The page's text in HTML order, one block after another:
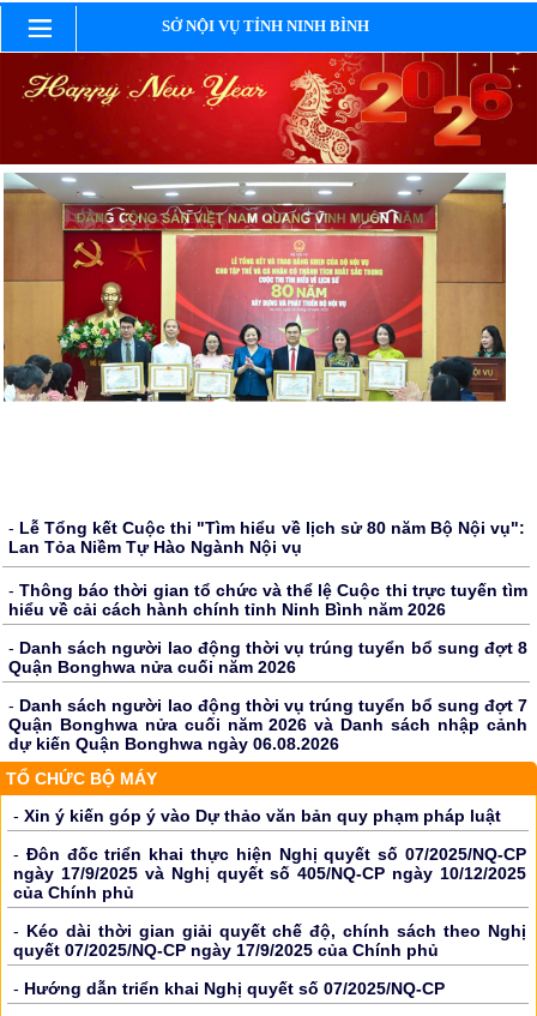
SỞ NỘI VỤ TỈNH NINH BÌNH
- Lễ Tổng kết Cuộc thi "Tìm hiểu về lịch sử 80 năm Bộ Nội vụ":
Lan Tỏa Niềm Tự Hào Ngành Nội vụ
-Thông báo thời gian tổ chức và thể lệ Cuộc thi trực tuyến tìm
hiểu về cải cách hành chính tỉnh Ninh Bình năm 2026
- Danh sách người lao động thời vụ trúng tuyển bổ sung đợt 8
Quận Bonghwa nửa cuối năm 2026
- Danh sách người lao động thời vụ trúng tuyển bổ sung đợt 7
Quận Bonghwa nửa cuối năm 2026 và Danh sách nhập cảnh
dự kiến Quận Bonghwa ngày 06.08.2026
TỔ CHỨC BỘ MÁY
- Xin ý kiến góp ý vào Dự thảo văn bản quy phạm pháp luật
- Đôn đốc triển khai thực hiện Nghị quyết số 07/2025/NQ-CP
ngày 17/9/2025 và Nghị quyết số 405/NQ-CP ngày 10/12/2025
của Chính phủ
- Kéo dài thời gian giải quyết chế độ, chính sách theo Nghị
quyết 07/2025/NQ-CP ngày 17/9/2025 của Chính phủ
- Hướng dẫn triển khai Nghị quyết số 07/2025/NQ-CP